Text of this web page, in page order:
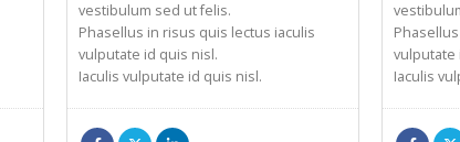
vestibulum sed ut felis.
Phasellus in risus quis lectus iaculis
vulputate id quis nisl.
Iaculis vulputate id quis nisl.
vulputate
Iaculis